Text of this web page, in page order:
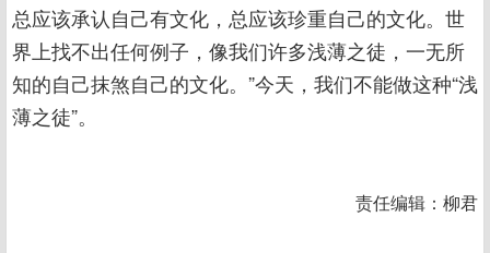
总应该承认自己有文化，总应该珍重自己的文化。世
界上找不出任何例子，像我们许多浅薄之徒，一无所
知的自己抹煞自己的文化。”今天，我们不能做这种“浅
薄之徒”。
责任编辑：柳君